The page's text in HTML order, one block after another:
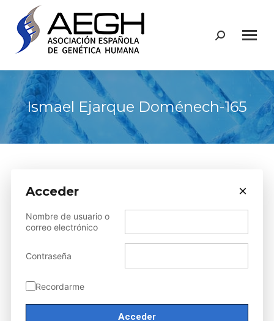
Buscar:
Ismael Ejarque Doménech-165
content.
Acceder ×
Nombre de usuario o
correo electrónico
Contraseña
Recordarme